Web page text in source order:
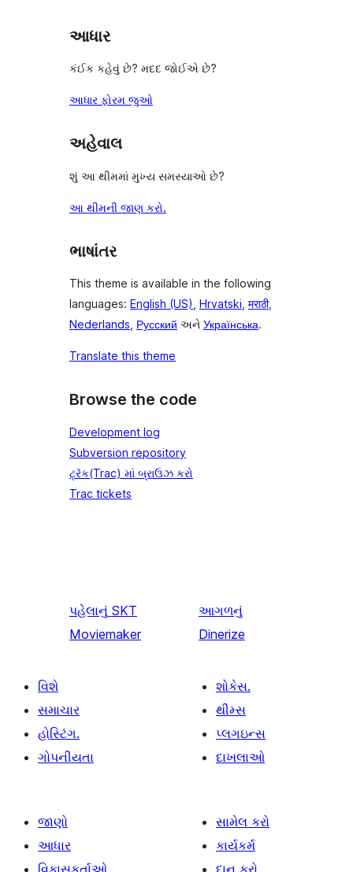
આધાર
કંઈક કહેવું છે? મદદ જોઈએ છે?
આધાર ફોરમ જુઓ
અહેવાલ
શું આ થીમમાં મુખ્ય સમસ્યાઓ છે?
આ થીમની જાણ કરો.
ભાષાંતર
This theme is available in the following
languages: English (US), Hrvatski, मराठी,
Nederlands, Русский અને Українська.
Translate this theme
Browse the code
Development log
Subversion repository
ટ્રૅક(Trac) માં બ્રાઉઝ કરો
Trac tickets
પહેલાનું SKT
Moviemaker
આગળનું
Dinerize
વિશે
સમાચાર
હોસ્ટિંગ.
ગોપનીયતા
શોકેસ.
થીમ્સ
પ્લગઇન્સ
દાખલાઓ
જાણો
આધાર
વિકાસકર્તાઓ
સામેલ કરો
કાર્યકર્મ
દાન કરો